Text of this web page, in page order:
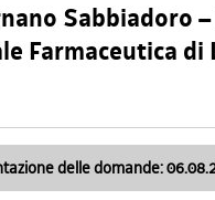
Sabbiadoro –
Farmaceutica
delle domande: